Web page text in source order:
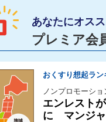
あなたにオスス
プレミア会
おくすり想起ラン
ノンプロモーシ
エンレスト
に マンジャ